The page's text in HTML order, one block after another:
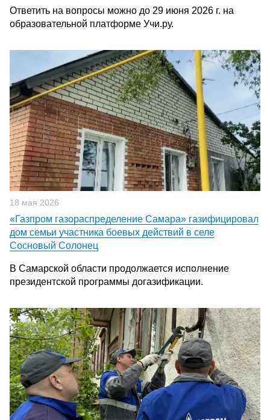
Ответить на вопросы можно до 29 июня 2026 г. на
образовательной платформе Учи.ру.
18 мая 2026
«Газпром газораспределение Самара» газифицировал
дом семьи участника боевых действий в селе
Сосновый Солонец
В Самарской области продолжается исполнение
президентской программы догазификации.